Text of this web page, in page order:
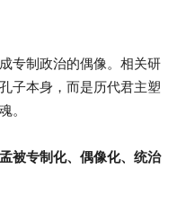
专制政治的偶像。相关研
子本身，而是历代君主塑
。
被专制化、偶像化、统治